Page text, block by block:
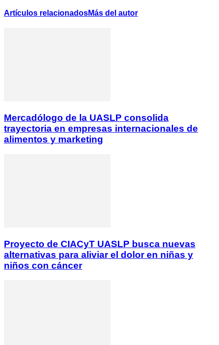
Artículos relacionadosMás del autor
Mercadólogo de la UASLP consolida
trayectoria en empresas internacionales de
alimentos y marketing
Proyecto de CIACyT UASLP busca nuevas
alternativas para aliviar el dolor en niñas y
niños con cáncer